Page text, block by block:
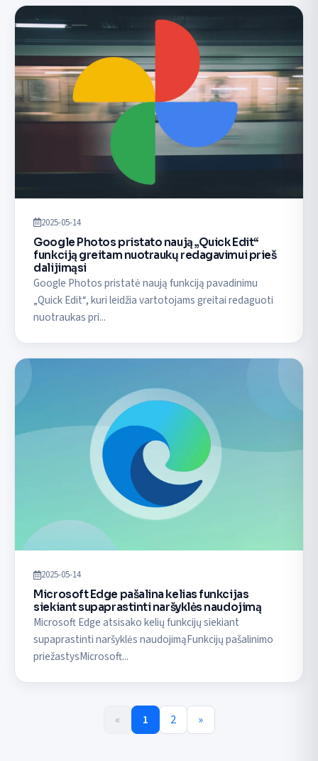
2025-05-14
Google Photos pristato naują „Quick Edit“
funkciją greitam nuotraukų redagavimui prieš
dalijimąsi
Google Photos pristatė naują funkciją pavadinimu
„Quick Edit“, kuri leidžia vartotojams greitai redaguoti
nuotraukas pri...
2025-05-14
Microsoft Edge pašalina kelias funkcijas
siekiant supaprastinti naršyklės naudojimą
Microsoft Edge atsisako kelių funkcijų siekiant
supaprastinti naršyklės naudojimąFunkcijų pašalinimo
priežastysMicrosoft...
« 1 2 »